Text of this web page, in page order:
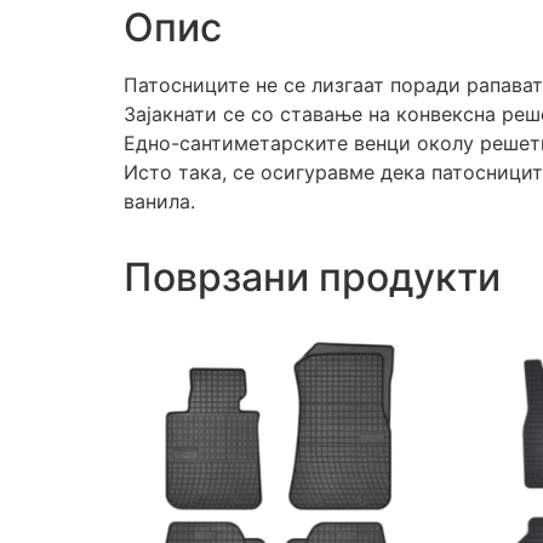
Опис
Патосниците не се лизгаат поради
Зајакнати се со ставање на конвексна
Едно-сантиметарските венци околу
Исто така, се осигуравме дека
ванила.
Поврзани продукти